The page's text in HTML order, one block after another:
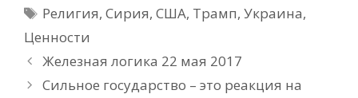
Метки
Религия,Сирия,США, Трамп,Украина,
Ценности
Железная логика 22 мая 2017
Сильное государство – это реакция на